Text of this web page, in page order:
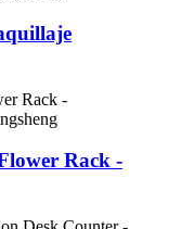
Rack -